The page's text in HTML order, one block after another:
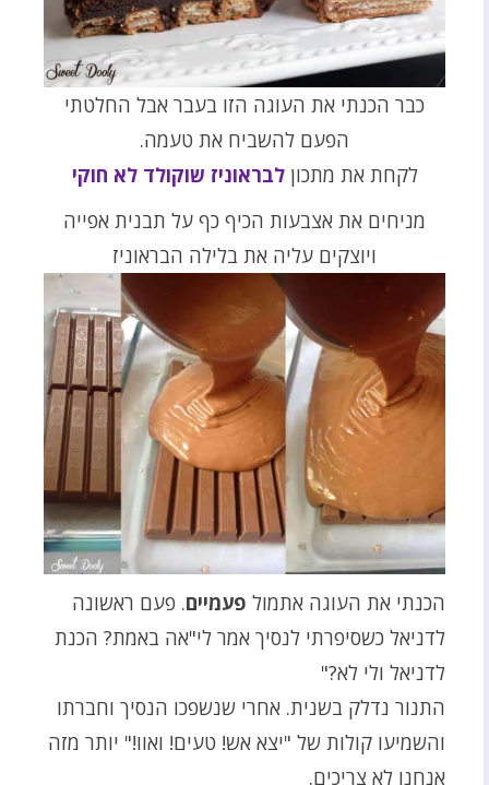
כבר הכנתי את העוגה הזו בעבר אבל החלטתי
הפעם להשביח את טעמה.
לקחת את מתכוןלבראוניז שוקולד לא חוקי
מניחים את אצבעות הכיף כף על תבנית אפייה
ויוצקים עליה את בלילה הבראוניז
הכנתי את העוגה אתמול פעמיים. פעם ראשונה
לדניאל כשסיפרתי לנסיך אמר לי"אה באמת? הכנת
לדניאל ולי לא?"
התנור נדלק בשנית. אחרי שנשפכו הנסיך וחברתו
והשמיעו קולות של "יצא אש! טעים! ואוו!" יותר מזה
אנחנו לא צריכים.